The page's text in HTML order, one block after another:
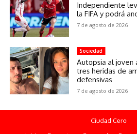
Independiente
la FIFA y podrá
7 de agosto de 2026
Sociedad
Autopsia al joven
tres heridas de
defensivas
7 de agosto de 2026
Ciudad Cero